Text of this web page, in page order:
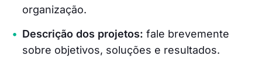
organização.
Descrição dos projetos: fale brevemente
sobre objetivos, soluções e resultados.